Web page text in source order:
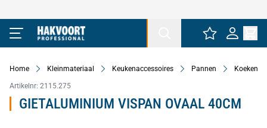
Ga naar de inhoud
Home Kleinmateriaal Keukenaccessoires Pannen
Artikelnr: 2115.275
GIETALUMINIUM VISPAN OVAAL 40CM